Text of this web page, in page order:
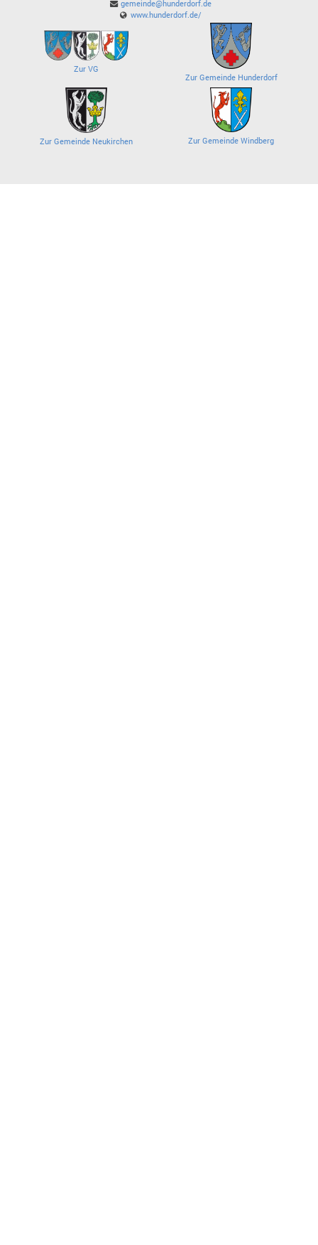
gemeinde@hunderdorf.de
www.hunderdorf.de/
Zur VG
Zur Gemeinde Hunderdorf
Zur Gemeinde Neukirchen Zur Gemeinde Windberg